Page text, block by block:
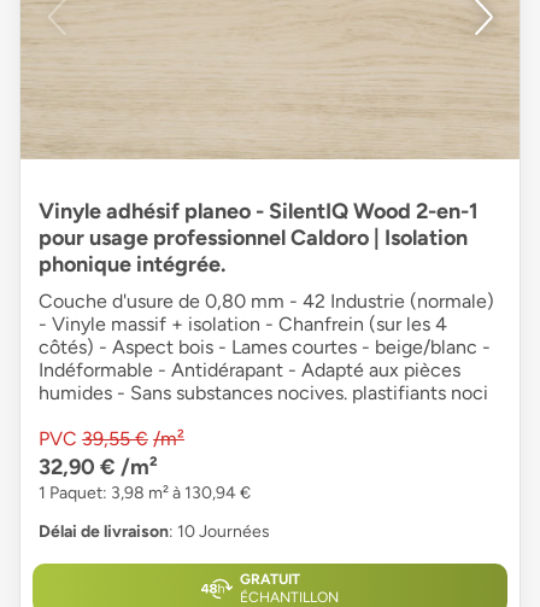
Vinyle adhésif planeo - SilentIQ Wood 2-en-1
pour usage professionnel Caldoro | Isolation
phonique intégrée.
Couche d'usure de 0,80 mm - 42 Industrie (normale)
- Vinyle massif + isolation - Chanfrein (sur les 4
côtés) - Aspect bois - Lames courtes - beige/blanc -
Indéformable - Antidérapant - Adapté aux pièces
humides - Sans substances nocives. plastifiants noci
PVC 39,55 € /m²
32,90 € /m²
1 Paquet: 3,98 m² à 130,94 €
Délai de livraison: 10 Journées
GRATUIT
ÉCHANTILLON